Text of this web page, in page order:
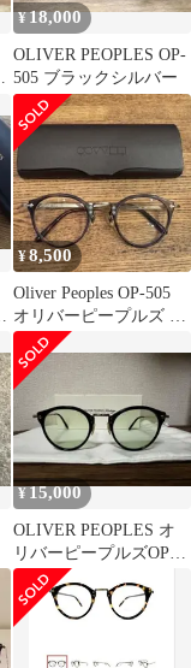
¥18,000
OLIVER PEOPLES OP-
505 ブラックシルバー
¥8,500
Oliver Peoples OP-505
オリバーピープルズ 眼
鏡
¥15,000
OLIVER PEOPLES オ
リバーピープルズOP-
505 OV5184